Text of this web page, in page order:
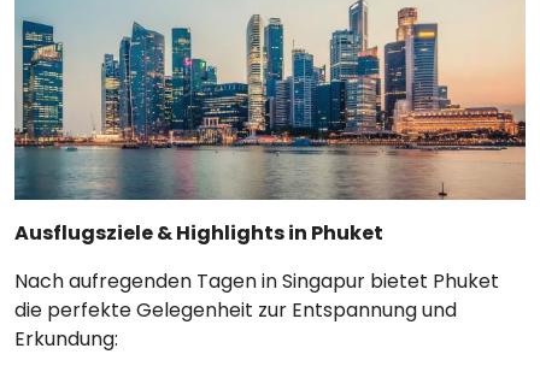
Ausflugsziele & Highlights in Phuket
Nach aufregenden Tagen in Singapur bietet Phuket
die perfekte Gelegenheit zur Entspannung und
Erkundung: